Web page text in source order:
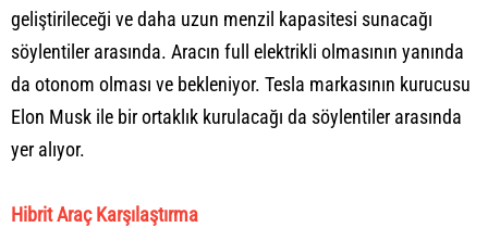
geliştirileceği ve daha uzun menzil kapasitesi sunacağı
söylentiler arasında. Aracın full elektrikli olmasının yanında
da otonom olması ve bekleniyor. Tesla markasının kurucusu
Elon Musk ile bir ortaklık kurulacağı da söylentiler arasında
yer alıyor.
Hibrit Araç Karşılaştırma